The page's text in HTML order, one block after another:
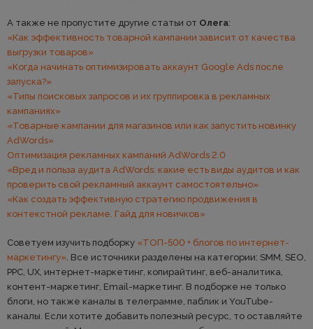
А также не пропустите другие статьи от Олега:
«Как эффективность товарной кампании зависит от качества
выгрузки товаров»
«Когда начинать оптимизировать аккаунт Google Ads после
запуска?»
«Типы поисковых запросов и их группировка в рекламных
кампаниях»
«Товарные кампании для магазинов или как запустить новинку
AdWords»
Оптимизация рекламных кампаний AdWords 2.0
«Вред и польза аудита AdWords: какие есть виды аудитов и как
проверить свой рекламный аккаунт самостоятельно»
«Как создать эффективную стратегию продвижения в
контекстной рекламе. Гайд для новичков»
Советуем изучить подборку «ТОП-500 + блогов по интернет-
маркетингу». Все источники разделены на категории: SMM, SEO,
PPC, UX, интернет-маркетинг, копирайтинг, веб-аналитика,
контент-маркетинг, Email-маркетинг. В подборке не только
блоги, но также каналы в телеграмме, паблик и YouTube-
каналы. Если хотите добавить полезный ресурс, то оставляйте